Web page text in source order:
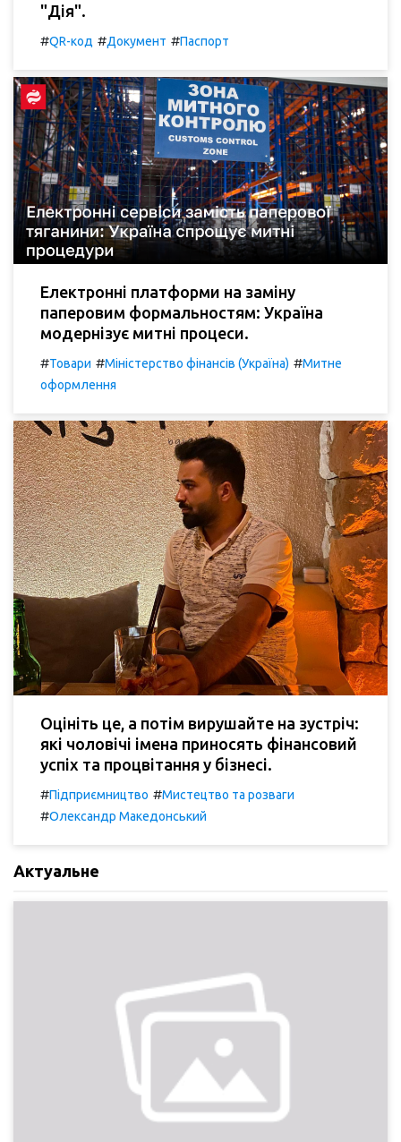
"Дія".
#QR-код #Документ #Паспорт
Електронні платформи на заміну
паперовим формальностям: Україна
модернізує митні процеси.
#Товари #Міністерство фінансів (Україна) #Митне
оформлення
Оцініть це, а потім вирушайте на зустріч:
які чоловічі імена приносять фінансовий
успіх та процвітання у бізнесі.
#Підприємництво #Мистецтво та розваги
#Олександр Македонський
Актуальне